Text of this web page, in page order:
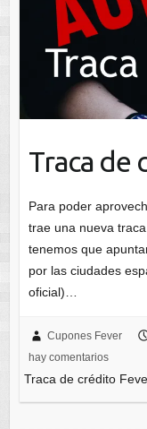
Traca de
Para poder
trae una nueva
tenemos que
por las ciudades
oficial)…
Cupones Fever
hay comentarios
Traca de crédito